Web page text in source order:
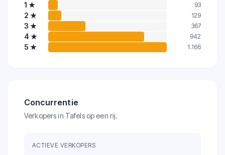
1 ★ 93
2 ★ 129
3 ★ 367
4 ★ 942
5 ★ 1.166
Concurrentie
Verkopers in Tafels op een rij.
ACTIEVE VERKOPERS